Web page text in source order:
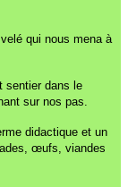
qui nous mena à
sentier dans le
sur nos pas.
didactique et un
œufs, viandes